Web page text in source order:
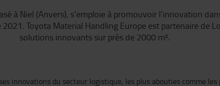
à Niel (Anvers), s'emploie à promouvoir l'innovation
Toyota Material Handling Europe est partenaire de
solutions innovants sur près de 2000 m².
innovations du secteur logistique, les plus abouties comme